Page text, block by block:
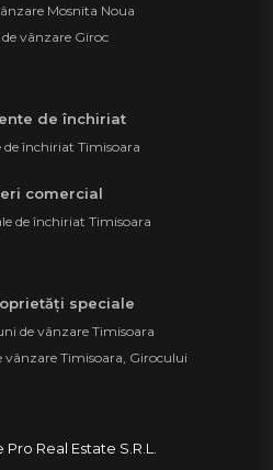
Mosnita Noua
vânzare Giroc
de închiriat
închiriat Timisoara
comercial
de închiriat Timisoara
speciale
de vânzare Timisoara
vânzare Timisoara, Girocului
Real Estate S.R.L.